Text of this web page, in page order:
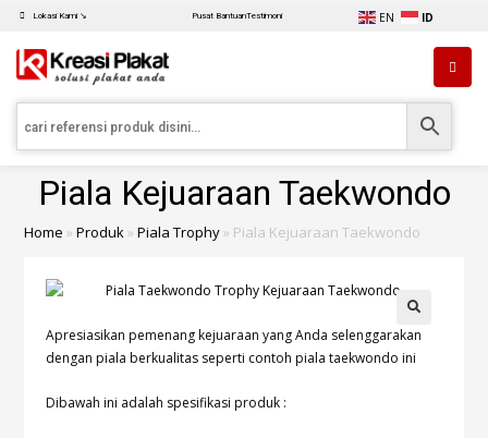
Lokasi Kami ↘ Pusat BantuanTestimoni EN ID
Piala Kejuaraan Taekwondo
Home »Produk»Piala Trophy» Piala Kejuaraan Taekwondo
Apresiasikan pemenang kejuaraan yang Anda selenggarakan
dengan piala berkualitas seperti contoh piala taekwondo ini
Dibawah ini adalah spesifikasi produk :